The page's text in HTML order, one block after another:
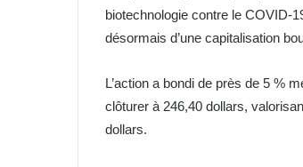
biotechnologie contre le COVID-
désormais d’une capitalisation
L’action a bondi de près de 5 %
clôturer à 246,40 dollars,
dollars.